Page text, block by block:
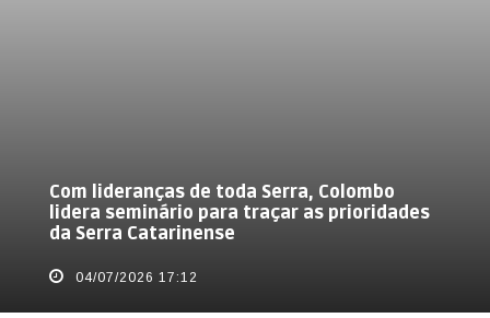
Com lideranças de toda Serra, Colombo
lidera seminário para traçar as prioridades
da Serra Catarinense
04/07/2026 17:12